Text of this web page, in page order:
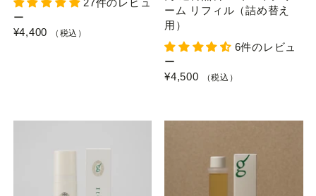
ー
¥4,400
（税込）
ーム リフィル（詰め替え
用）
6件のレビュ
ー
¥4,500
（税込）